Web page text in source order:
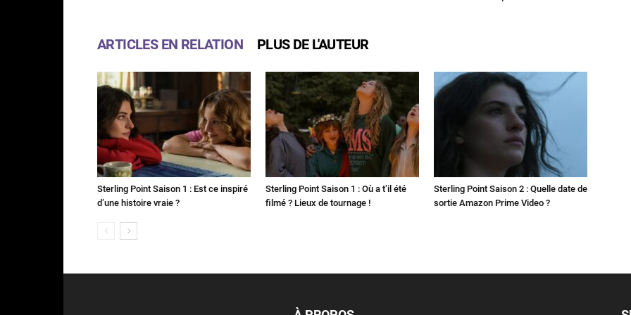
ARTICLES EN RELATION PLUS DE L'AUTEUR
Sterling Point Saison 1 : Est ce inspiré
d’une histoire vraie ?
Sterling Point Saison 1 : Où a t’il été
filmé ? Lieux de tournage !
Sterling Point Saison 2 : Quelle date de
sortie Amazon Prime Video ?